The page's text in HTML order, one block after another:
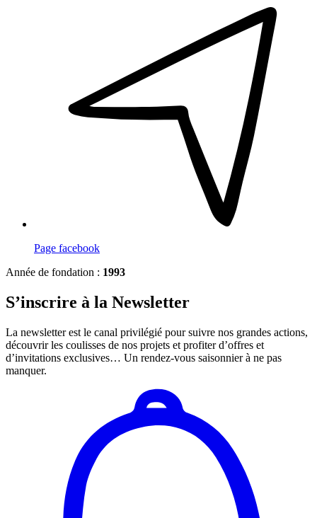
Page facebook
Année de fondation : 1993
S’inscrire à la Newsletter
La newsletter est le canal privilégié pour suivre nos grandes actions,
découvrir les coulisses de nos projets et profiter d’offres et
d’invitations exclusives… Un rendez-vous saisonnier à ne pas
manquer.